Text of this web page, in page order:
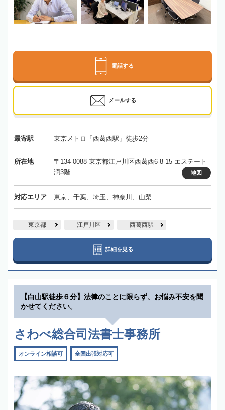
電話する
メールする
最寄駅 東京メトロ「西葛西駅」徒歩2分
所在地
〒134-0088 東京都江戸川区西葛西6-8-15 エステート
潤3階
地図
対応エリア 東京、千葉、埼玉、神奈川、山梨
東京都 江戸川区 西葛西駅
詳細を見る
【白山駅徒歩６分】法律のことに限らず、お悩み不安を聞
かせてください。
さわべ総合司法書士事務所
オンライン相談可 全国出張対応可